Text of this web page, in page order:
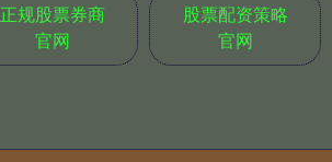
正规股票券商
官网
股票配资策略
官网